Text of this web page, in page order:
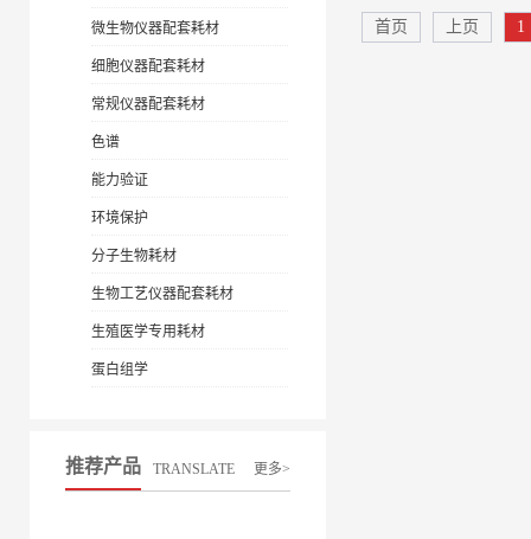
微生物仪器配套耗材
细胞仪器配套耗材
常规仪器配套耗材
色谱
能力验证
环境保护
分子生物耗材
生物工艺仪器配套耗材
生殖医学专用耗材
蛋白组学
推荐产品 TRANSLATE 更多>
首页 上页 1